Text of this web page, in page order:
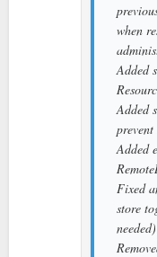
when
Added
Added
Added
Fixed
store
needed)